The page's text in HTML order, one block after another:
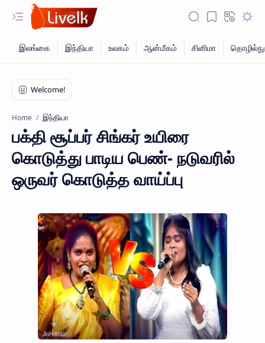
Home இந்தியா
பக்தி சூப்பர் சிங்கர் உயிரை
கொடுத்து பாடிய பெண்- நடுவரில்
ஒருவர் கொடுத்த வாய்ப்பு